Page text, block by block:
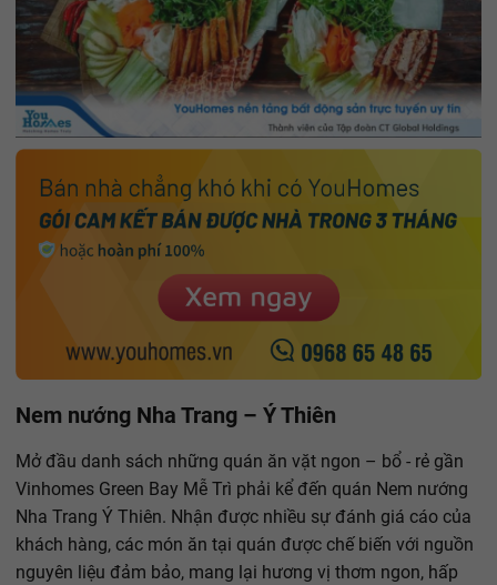
Nem nướng Nha Trang – Ý Thiên
Mở đầu danh sách những quán ăn vặt ngon – bổ - rẻ gần
Vinhomes Green Bay Mễ Trì phải kể đến quán Nem nướng
Nha Trang Ý Thiên. Nhận được nhiều sự đánh giá cáo của
khách hàng, các món ăn tại quán được chế biến với nguồn
nguyên liệu đảm bảo, mang lại hương vị thơm ngon, hấp